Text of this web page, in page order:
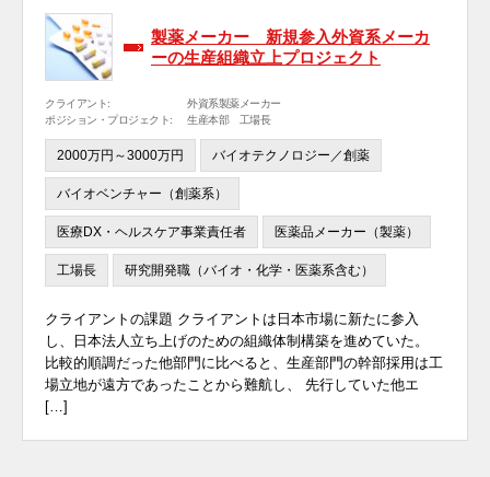
製薬メーカー 新規参入外資系メーカ
ーの生産組織立上プロジェクト
クライアント:
外資系製薬メーカー
ポジション・プロジェクト:
生産本部 工場長
2000万円～3000万円 バイオテクノロジー／創薬
バイオベンチャー（創薬系）
医療DX・ヘルスケア事業責任者 医薬品メーカー（製薬）
工場長 研究開発職（バイオ・化学・医薬系含む）
クライアントの課題 クライアントは日本市場に新たに参入
し、日本法人立ち上げのための組織体制構築を進めていた。
比較的順調だった他部門に比べると、生産部門の幹部採用は工
場立地が遠方であったことから難航し、 先行していた他エ
[…]